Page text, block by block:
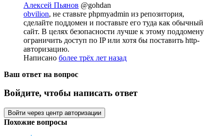
Алексей Пьянов @gohdan
obvilion, не ставьте phpmyadmin из репозитория,
сделайте поддомен и поставьте его туда как обычный
сайт. В целях безопасности лучше к этому поддомену
ограничить доступ по IP или хотя бы поставить http-
авторизацию.
Написано более трёх лет назад
Ваш ответ на вопрос
Войдите, чтобы написать ответ
Войти через центр авторизации
Похожие вопросы